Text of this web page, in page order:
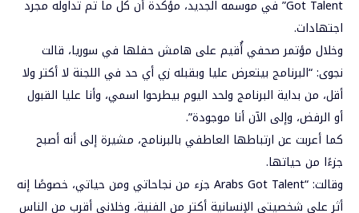
Got Talent” في موسمه الجديد، مؤكدة أن كل ما تم تداوله مجرد
اجتهادات.
وخلال مؤتمر صحفي أُقيم على هامش حفلها في سوريا، قالت
نجوى: “البرنامج بيتعرض عليا وبقبله زي أي حد في اللجنة لا أكتر ولا
أقل، من بداية البرنامج ولحد اليوم بيطرحوا اسمي، وأنا عليا القبول
أو الرفض، وإلى الآن أنا موجودة”.
كما أعربت عن ارتباطها العاطفي بالبرنامج، مشيرة إلى أنه أصبح
جزءًا من حياتها.
وقالت: “Arabs Got Talent جزء من نجاحاتي ومن حياتي، خصوصًا إنه
أثر على شخصيتي الإنسانية أكتر من الفنية، وخلاني أقرب من الناس